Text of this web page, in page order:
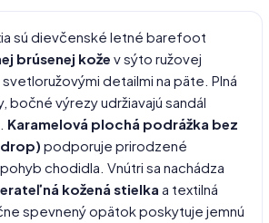
sú dievčenské letné barefoot
brúsenej kože v sýto ružovej
detailmi na päte. Plná
bočné výrezy udržiavajú sandál
Karamelová plochá podrážka bez
podporuje prirodzené
chodidla. Vnútri sa nachádza
kožená stielka a textilná
spevnený opätok poskytuje jemnú